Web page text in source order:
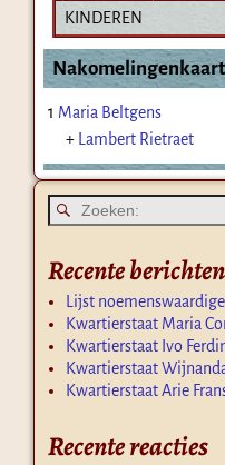
KINDEREN
Nakomelingenkaart
1 Maria Beltgens
+ Lambert Rietraet
Recente berichten
Lijst
Kwartierstaat Maria
Kwartierstaat Ivo
Kwartierstaat
Kwartierstaat Arie
Recente reacties